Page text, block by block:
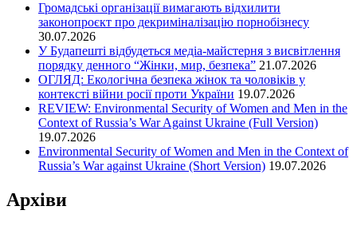
Громадські організації вимагають відхилити
законопроєкт про декриміналізацію порнобізнесу
30.07.2026
У Будапешті відбудеться медіа-майстерня з висвітлення
порядку денного “Жінки, мир, безпека” 21.07.2026
ОГЛЯД: Екологічна безпека жінок та чоловіків у
контексті війни росії проти України 19.07.2026
REVIEW: Environmental Security of Women and Men in the
Context of Russia’s War Against Ukraine (Full Version)
19.07.2026
Environmental Security of Women and Men in the Context of
Russia’s War against Ukraine (Short Version) 19.07.2026
Архіви